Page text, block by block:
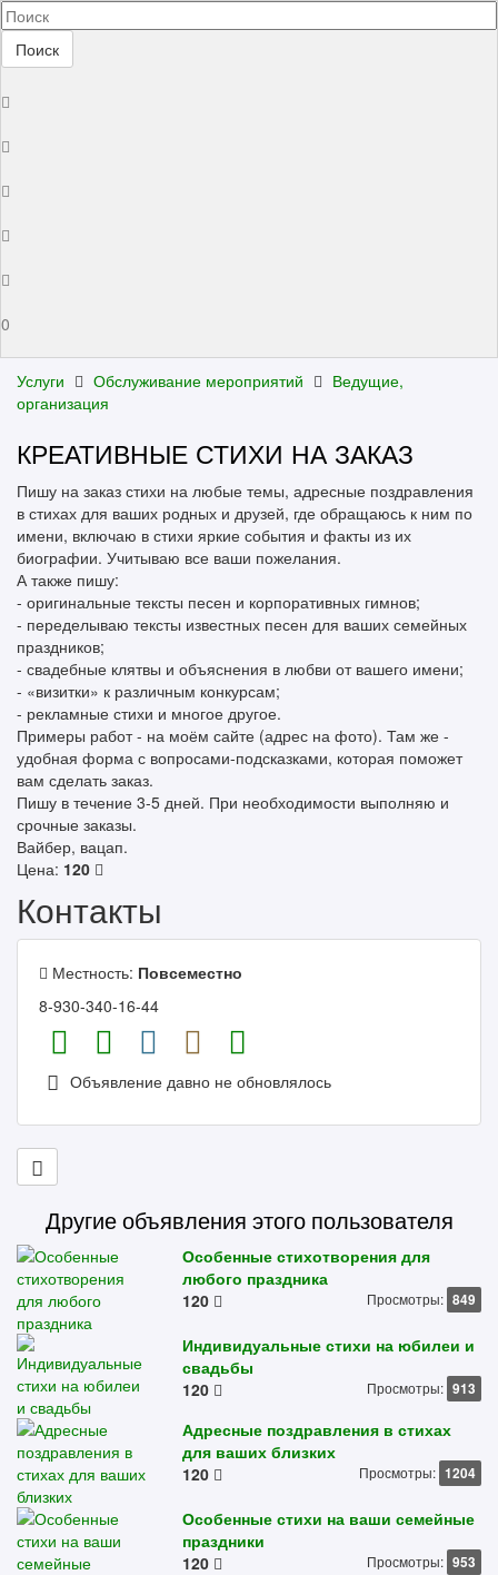
Поиск
0
Услуги Обслуживание мероприятий
Ведущие,
организация
КРЕАТИВНЫЕ СТИХИ НА ЗАКАЗ
Пишу на заказ стихи на любые темы, адресные поздравления
в стихах для ваших родных и друзей, где обращаюсь к ним по
имени, включаю в стихи яркие события и факты из их
биографии. Учитываю все ваши пожелания.
А также пишу:
- оригинальные тексты песен и корпоративных гимнов;
- переделываю тексты известных песен для ваших семейных
праздников;
- свадебные клятвы и объяснения в любви от вашего имени;
- «визитки» к различным конкурсам;
- рекламные стихи и многое другое.
Примеры работ - на моём сайте (адрес на фото). Там же -
удобная форма с вопросами-подсказками, которая поможет
вам сделать заказ.
Пишу в течение 3-5 дней. При необходимости выполняю и
срочные заказы.
Вайбер, вацап.
Цена: 120
Контакты
Местность: Повсеместно
8-930-340-16-44
Объявление давно не обновлялось
Другие объявления этого пользователя
Особенные стихотворения для
любого праздника
120
Просмотры: 849
Индивидуальные стихи на юбилеи и
свадьбы
120
Просмотры: 913
Адресные поздравления в стихах
для ваших близких
120
Просмотры: 1204
Особенные стихи на ваши семейные
праздники
120
Просмотры: 953